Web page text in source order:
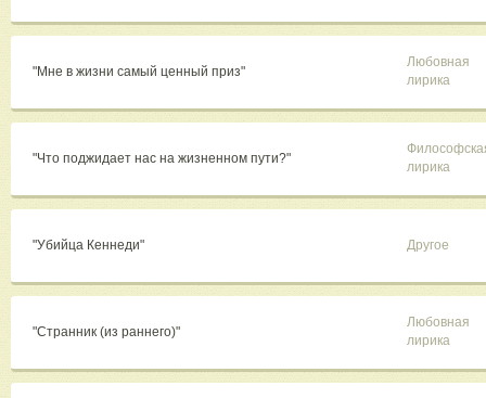
"Мне в жизни самый ценный приз"
Любовная
лирика
"​Что поджидает нас на жизненном пути?"
лирика
"Убийца Кеннеди" Другое
"Странник (из раннего)"
Любовная
лирика